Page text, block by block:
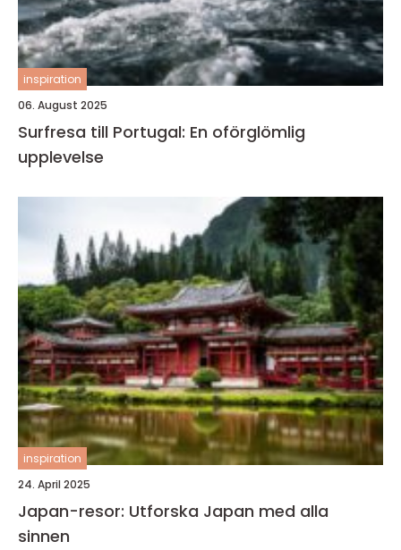
inspiration
06. August 2025
Surfresa till Portugal: En oförglömlig
upplevelse
inspiration
24. April 2025
Japan-resor: Utforska Japan med alla
sinnen